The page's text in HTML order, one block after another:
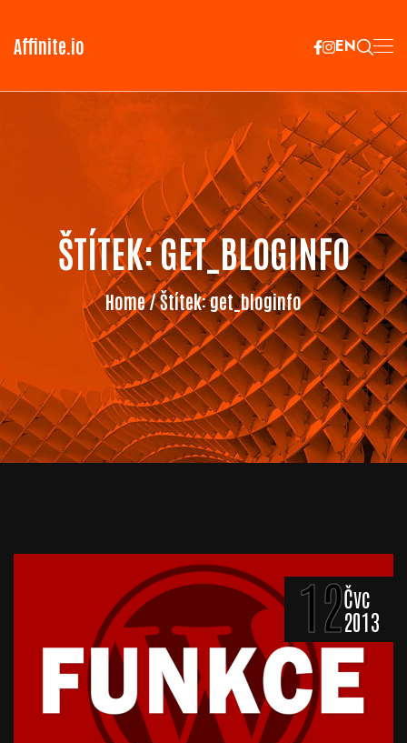
Affinite.io EN
ŠTÍTEK:GET_BLOGINFO
Home/ Štítek:get_bloginfo
12Čvc
2013